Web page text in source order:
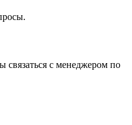
с менеджером по